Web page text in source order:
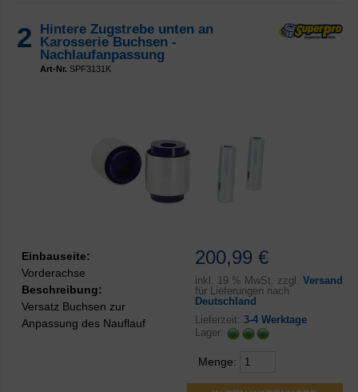
2
Hintere Zugstrebe unten an
Karosserie Buchsen -
Nachlaufanpassung
Art-Nr. SPF3131K
200,99 €
inkl. 19 % MwSt. zzgl. Versand
für Lieferungen nach
Deutschland
Lieferzeit: 3-4 Werktage
Lager:
Menge:
Einbauseite:
Vorderachse
Beschreibung:
Versatz Buchsen zur
Anpassung des Nauflauf